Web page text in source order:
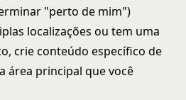
"perto de mim")
localizações ou tem uma
crie conteúdo específico de
área principal que você